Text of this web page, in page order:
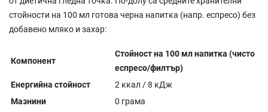
стойности на 100 мл готова черна напитка (напр. еспресо) без
добавено мляко и захар:
Компонент
Стойност на 100 мл напитка (чисто
еспресо/филтър)
Енергийна стойност
2 ккал / 8 кДж
Мазнини
0 грама